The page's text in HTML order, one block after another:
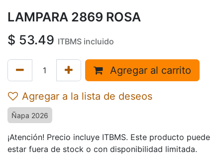
LAMPARA 2869 ROSA
$ 53.49 ITBMS incluido
Agregar al carrito
Agregar a la lista de deseos
Ñapa 2026
¡Atención! Precio incluye ITBMS. Este producto puede
estar fuera de stock o con disponibilidad limitada.